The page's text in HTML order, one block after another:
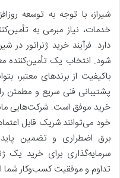
شیراز، با توجه به توسعه
خدمات، نیاز مبرمی به
دارد. فرآیند خرید ژنراتور در
شود. انتخاب یک تأمین‌کننده
باکیفیت از برندهای
پشتیبانی فنی سریع و مطمئن
خرید موفق است. شرکت‌هایی
خود می‌توانند شریک قابل
برق اضطراری و تضمین
سرمایه‌گذاری برای خرید یک
تداوم و موفقیت کسب‌وکار